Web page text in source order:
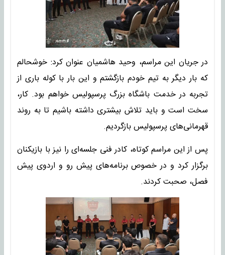
در جریان این مراسم، وحید هاشمیان عنوان کرد: خوشحالم
که بار دیگر به تیم خودم بازگشتم و این بار با کوله باری از
تجربه در خدمت باشگاه بزرگ پرسپولیس خواهم بود. کار،
سخت است و باید تلاش بیشتری داشته باشیم تا به روند
قهرمانی‌های پرسپولیس بازگردیم.
پس از این مراسم کوتاه، کادر فنی جلسه‌ای را نیز با بازیکنان
برگزار کرد و در خصوص برنامه‌های پیش رو و اردوی پیش
فصل، صحبت کردند.